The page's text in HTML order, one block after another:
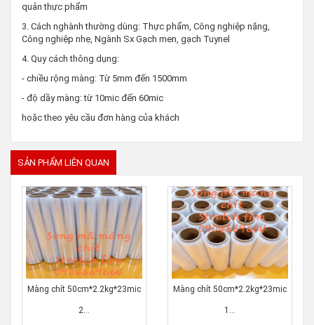
quản thực phẩm
3. Cách nghành thường dùng: Thực phẩm, Công nghiệp nặng,
Công nghiệp nhẹ, Ngành Sx Gạch men, gạch Tuynel
4. Quy cách thông dụng:
- chiều rộng màng: Từ 5mm đến 1500mm
- độ dầy màng: từ 10mic đến 60mic
hoặc theo yêu cầu đơn hàng của khách
SẢN PHẨM LIÊN QUAN
Màng chít 50cm*2.2kg*23mic
2...
Màng chít 50cm*2.2kg*23mic
1...